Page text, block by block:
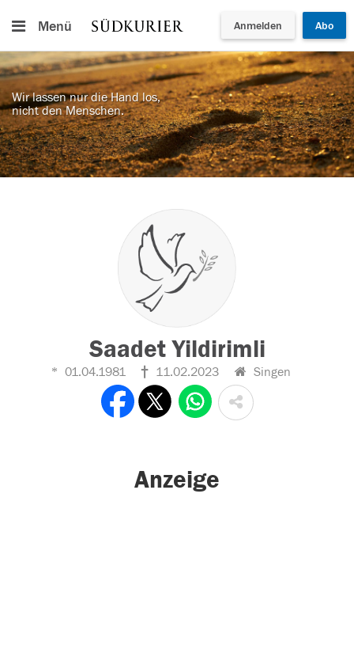
Menü Anmelden Abo
Wir lassen nur die Hand los,
nicht den Menschen.
Saadet Yildirimli
01.04.1981 11.02.2023 Singen
Anzeige